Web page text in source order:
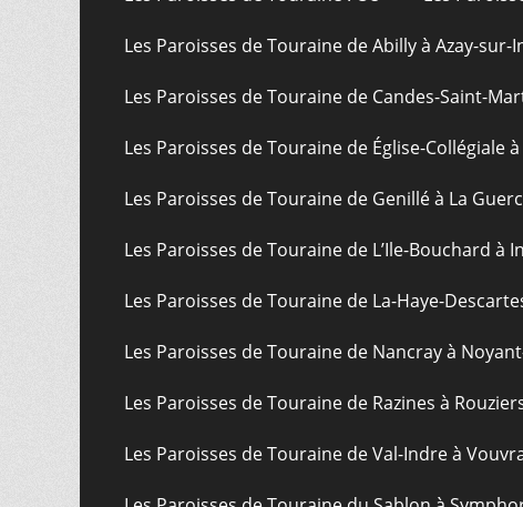
Les Paroisses de Touraine de Abilly à Azay-sur-
Les Paroisses de Touraine de Candes-Saint-
Les Paroisses de Touraine de Église-Collégiale
Les Paroisses de Touraine de Genillé à La
Les Paroisses de Touraine de L’Ile-Bouchard à
Les Paroisses de Touraine de La-Haye-
Les Paroisses de Touraine de Nancray à
Les Paroisses de Touraine de Razines à
Les Paroisses de Touraine de Val-Indre à